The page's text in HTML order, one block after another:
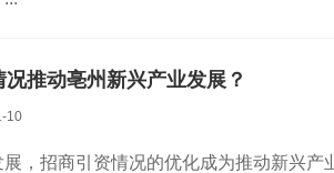
推动亳州新兴产业发展？
10
，招商引资情况的优化成为推动新兴